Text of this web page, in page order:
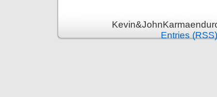
Entries (RSS)